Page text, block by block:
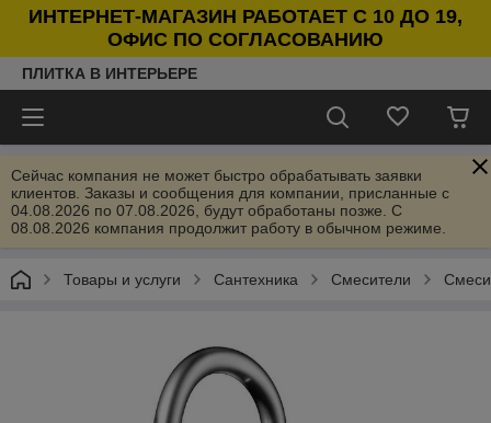
ИНТЕРНЕТ-МАГАЗИН РАБОТАЕТ С 10 ДО 19,
ОФИС ПО СОГЛАСОВАНИЮ
ПЛИТКА В ИНТЕРЬЕРЕ
Сейчас компания не может быстро обрабатывать заявки
клиентов. Заказы и сообщения для компании, присланные с
04.08.2026 по 07.08.2026, будут обработаны позже. С
08.08.2026 компания продолжит работу в обычном режиме.
Товары и услуги Сантехника Смесители